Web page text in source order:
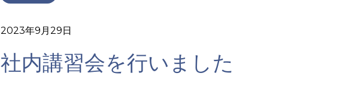
2023年9月29日
社内講習会を行いました